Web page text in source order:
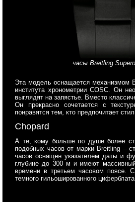
часы Breitling
Эта модель оснащается механизмом
института хронометрии COSC. Он
выглядят на запястье. Вместо
Он прекрасно сочетается с
понравятся тем, кто предпочитает
Chopard
А те, кому больше по душе более
подобных часов от марки Breitling –
часов оснащен указателем даты и
глубине до 300 м и имеют
времени в третьем часовом поясе.
темного гильошированного